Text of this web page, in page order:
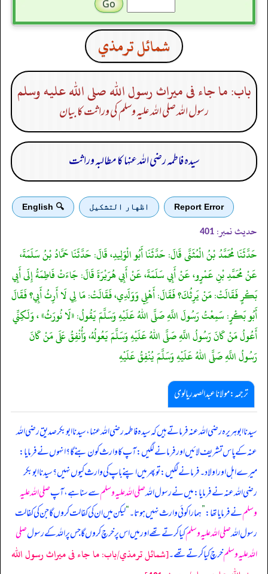
شمائل ترمذي
باب: ما جاء فى ميراث رسول الله صلى الله عليه وسلم
رسول اللہ صلی اللہ علیہ وسلم کی وراثت کا بیان
سیدہ فاطمہ رضی اللہ عنہا کا مطالبہ وراثت
Report Error اظهار التشكيل 🔍 English
حدیث نمبر: 401
حَدَّثَنَا مُحَمَّدُ بْنُ الْمُثَنَّى قَالَ: حَدَّثَنَا أَبُو الْوَلِيدِ، قَالَ: حَدَّثَنَا حَمَّادُ بْنُ سَلَمَةَ،
عَنْ مُحَمَّدِ بْنِ عَمْرٍو، عَنْ أَبِي سَلَمَةَ، عَنْ أَبِي هُرَيْرَةَ قَالَ: جَاءَتْ فَاطِمَةُ إِلَى أَبِي
بَكْرٍ فَقَالَتْ: مَنْ يَرِثُكَ؟ فَقَالَ: أَهْلِي وَوَلَدِي، فَقَالَتْ: مَا لِي لَا أَرِثُ أَبِي؟ فَقَالَ
أَبُو بَكْرٍ: سَمِعْتُ رَسُولَ اللَّهِ صَلَّى اللهُ عَلَيْهِ وَسَلَّمَ يَقُولُ: «لَا نُورَثُ» ، وَلَكِنِّي
أَعُولُ مَنْ كَانَ رَسُولُ اللَّهِ صَلَّى اللهُ عَلَيْهِ وَسَلَّمَ يَعُولُهُ، وَأُنْفِقُ عَلَى مَنْ كَانَ
رَسُولُ اللَّهِ صَلَّى اللهُ عَلَيْهِ وَسَلَّمَ يُنْفِقُ عَلَيْهِ
ترجمہ:مولانا عبدالصمد ریالوی
سیدنا ابوہریرہ رضی اللہ عنہ فرماتے ہیں کہ سیدہ فاطمہ رضی اللہ عنہا، سیدنا ابوبکر صدیق رضی اللہ
عنہ کے پاس تشریف لائیں اور فرمانے لگیں: آپ کا وارث کون بنے گا؟ انہوں نے فرمایا:
میرے اہل اور اولاد۔ فرمانے لگیں: تو پھر میں اپنے باپ کی وارث کیوں نہیں؟ سیدنا ابوبکر
رضی اللہ عنہ نے فرمایا: میں نے رسول اللہصلی اللہ علیہ وسلمسے سنا ہے، آپصلی اللہ علیہ
وسلمنے فرمایا تھا:”ہمارا کوئی وارث نہیں ہوتا۔“لیکن میں ان کی کفالت کروں گا جن کی کفالت
رسول اللہصلی اللہ علیہ وسلمکیا کرتے تھے اور میں اس پر خرچ کروں گا جس پر اللہ کے رسولصلی
اللہ علیہ وسلمخرچ کیا کرتے تھے۔[شمائل ترمذي/باب: ما جاء فى ميراث رسول الله